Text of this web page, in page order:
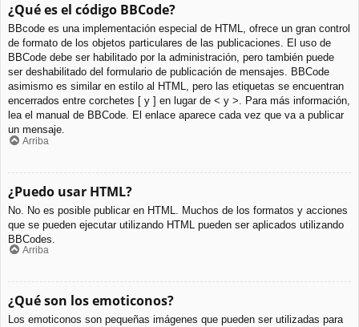
¿Qué es el código BBCode?
BBcode es una implementación especial de HTML, ofrece un gran control
de formato de los objetos particulares de las publicaciones. El uso de
BBCode debe ser habilitado por la administración, pero también puede
ser deshabilitado del formulario de publicación de mensajes. BBCode
asimismo es similar en estilo al HTML, pero las etiquetas se encuentran
encerrados entre corchetes [ y ] en lugar de < y >. Para más información,
lea el manual de BBCode. El enlace aparece cada vez que va a publicar
un mensaje.
Arriba
¿Puedo usar HTML?
No. No es posible publicar en HTML. Muchos de los formatos y acciones
que se pueden ejecutar utilizando HTML pueden ser aplicados utilizando
BBCodes.
Arriba
¿Qué son los emoticonos?
Los emoticonos son pequeñas imágenes que pueden ser utilizadas para